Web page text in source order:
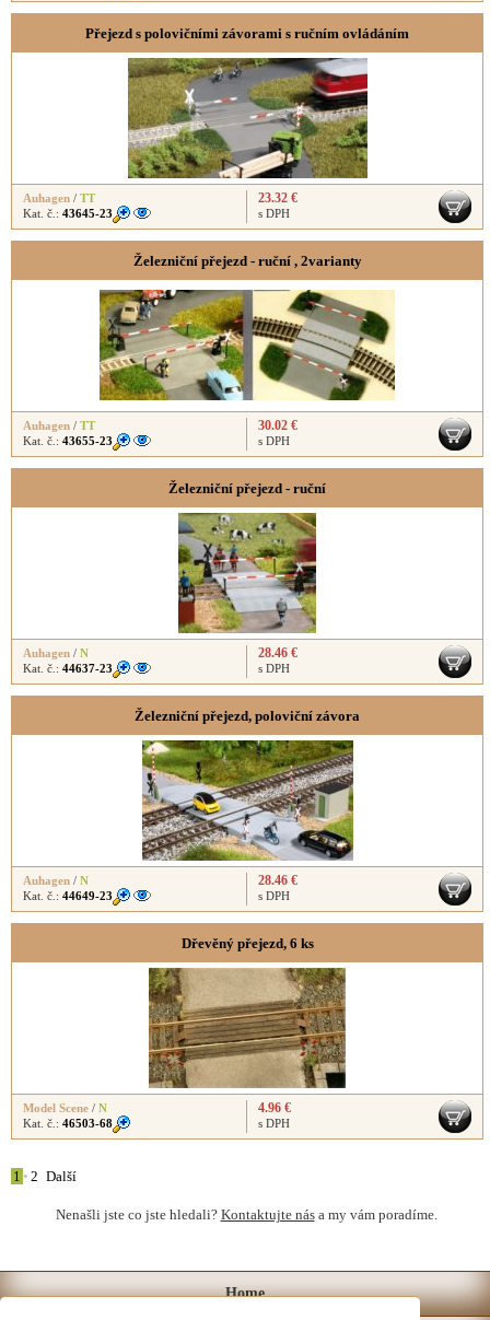
Přejezd s polovičními závorami s ručním ovládáním
Auhagen / TT
Kat. č.: 43645-23
23.32 €
s DPH
Železniční přejezd - ruční , 2varianty
Auhagen / TT
Kat. č.: 43655-23
30.02 €
s DPH
Železniční přejezd - ruční
Auhagen / N
Kat. č.: 44637-23
28.46 €
s DPH
Železniční přejezd, poloviční závora
Auhagen / N
Kat. č.: 44649-23
28.46 €
s DPH
Dřevěný přejezd, 6 ks
Model Scene / N
Kat. č.: 46503-68
4.96 €
s DPH
1 • 2 Další
Nenašli jste co jste hledali? Kontaktujte nása my vám poradíme.
Home